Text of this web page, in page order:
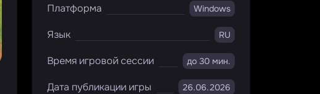
Платформа Windows
Язык RU
Время игровой сессии до 30 мин.
Дата публикации игры 26.06.2026